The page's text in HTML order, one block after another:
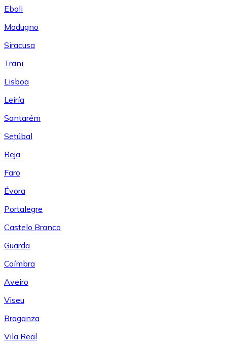
Eboli
Modugno
Siracusa
Trani
Lisboa
Leiría
Santarém
Setúbal
Beja
Faro
Évora
Portalegre
Castelo Branco
Guarda
Coímbra
Aveiro
Viseu
Braganza
Vila Real